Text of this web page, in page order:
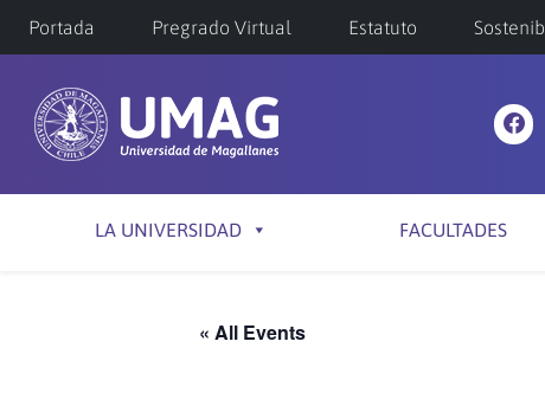
Portada Pregrado Virtual Estatuto
LA UNIVERSIDAD FACULTADES
« All Events